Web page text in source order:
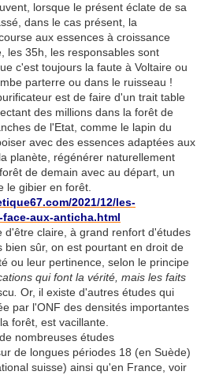
lorsque le présent éclate de sa
dans le cas présent, la
aux essences à croissance
les 35h, les responsables sont
c'est toujours la faute à Voltaire ou
parterre ou dans le ruisseau !
est de faire d'un trait table
des millions dans la forêt de
de l'Etat, comme le lapin du
avec des essences adaptées aux
planète, régénérer naturellement
de demain avec au départ, un
le gibier en forêt.
2021/12/les-
aux-anticha.html
d'être claire, à grand renfort d'études
bien sûr, on est pourtant en droit de
ou leur pertinence, selon le principe
qui font la vérité, mais les faits
Or, il existe d'autres études qui
par l'ONF des densités importantes
forêt, est vacillante.
nombreuses études
de longues périodes 18 (en Suède)
suisse) ainsi qu'en France, voir